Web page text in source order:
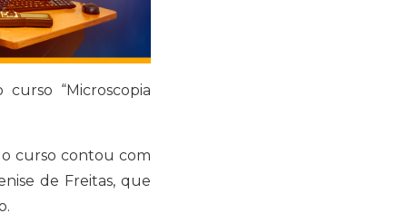
“Microscopia
curso contou com
de Freitas, que